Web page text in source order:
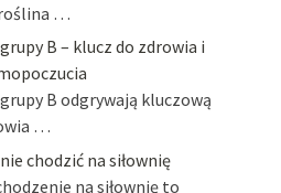
roślina …
B – klucz do zdrowia i
B odgrywają kluczową
…
chodzić na siłownię
na siłownię to